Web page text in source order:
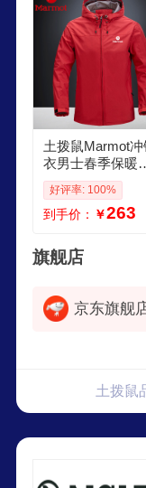
土拨鼠Marmot冲
衣男士春季保暖
风防水连帽夹克户
外登山服外套 红
3XL 185210斤
好评率: 100%
到手价： ￥263
旗舰店
京东旗舰
土拨鼠